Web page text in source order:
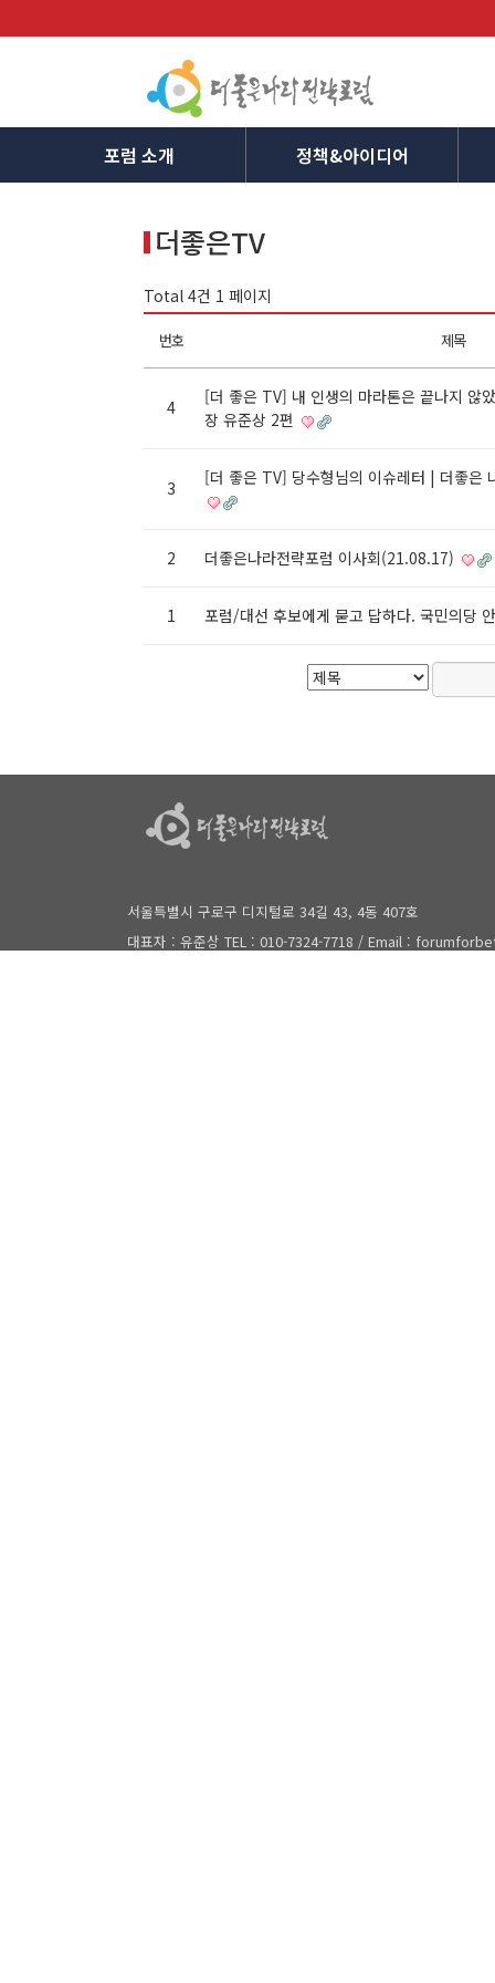
포럼 소개 정책&아이디어
더좋은TV
Total 4건 1 페이지
번호 제목
4
[더 좋은 TV] 내 인생의 마라톤은 끝나지 않
장 유준상 2편
3 [더 좋은 TV] 당수형님의 이슈레터 | 더좋은
2 더좋은나라전략포럼 이사회(21.08.17)
1 포럼/대선 후보에게 묻고 답하다. 국민의당
서울특별시 구로구 디지털로 34길 43, 4동 407호
대표자 : 유준상 TEL : 010-7324-7718 / Email :